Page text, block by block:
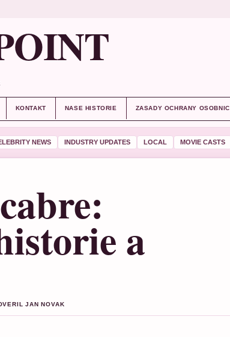
KONTAKT NASE HISTORIE ZASADY OCHRANY
NEWS INDUSTRY UPDATES LOCAL MOVIE CASTS
a
JAN NOVAK